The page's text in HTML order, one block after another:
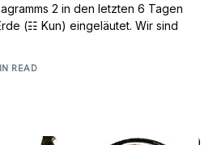
2 in den letzten 6 Tagen
(☷ Kun) eingeläutet. Wir sind
READ